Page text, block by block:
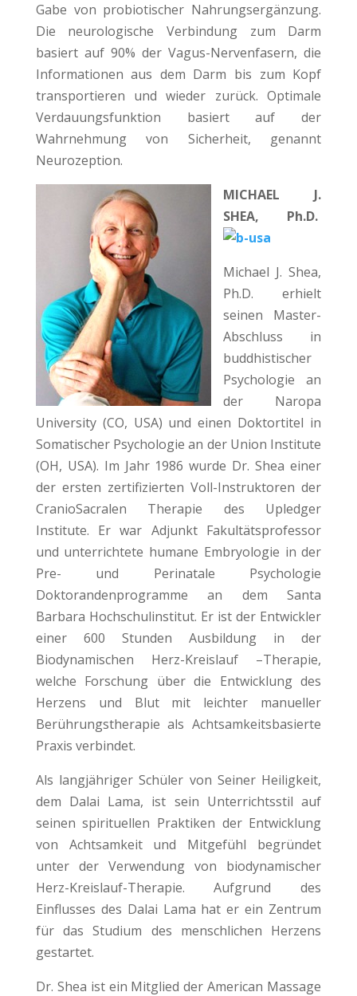
Gabe von probiotischer Nahrungsergänzung.
Die neurologische Verbindung zum Darm
basiert auf 90% der Vagus-Nervenfasern, die
Informationen aus dem Darm bis zum Kopf
transportieren und wieder zurück. Optimale
Verdauungsfunktion basiert auf der
Wahrnehmung von Sicherheit, genannt
Neurozeption.
MICHAEL J.
SHEA, Ph.D.
Michael J. Shea,
Ph.D. erhielt
seinen Master-
Abschluss in
buddhistischer
Psychologie an
der Naropa
University (CO, USA) und einen Doktortitel in
Somatischer Psychologie an der Union Institute
(OH, USA). Im Jahr 1986 wurde Dr. Shea einer
der ersten zertifizierten Voll-Instruktoren der
CranioSacralen Therapie des Upledger
Institute. Er war Adjunkt Fakultätsprofessor
und unterrichtete humane Embryologie in der
Pre- und Perinatale Psychologie
Doktorandenprogramme an dem Santa
Barbara Hochschulinstitut. Er ist der Entwickler
einer 600 Stunden Ausbildung in der
Biodynamischen Herz-Kreislauf –Therapie,
welche Forschung über die Entwicklung des
Herzens und Blut mit leichter manueller
Berührungstherapie als Achtsamkeitsbasierte
Praxis verbindet.
Als langjähriger Schüler von Seiner Heiligkeit,
dem Dalai Lama, ist sein Unterrichtsstil auf
seinen spirituellen Praktiken der Entwicklung
von Achtsamkeit und Mitgefühl begründet
unter der Verwendung von biodynamischer
Herz-Kreislauf-Therapie. Aufgrund des
Einflusses des Dalai Lama hat er ein Zentrum
für das Studium des menschlichen Herzens
gestartet.
Dr. Shea ist ein Mitglied der American Massage